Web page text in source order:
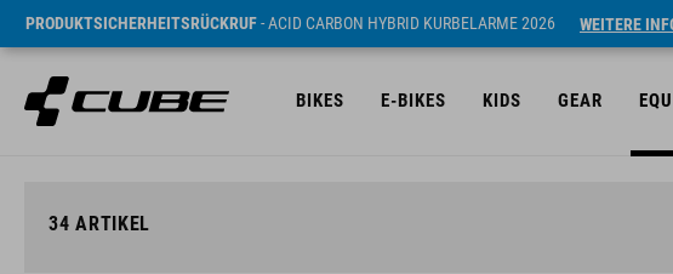
PRODUKTSICHERHEITSRÜCKRUF- ACID CARBON HYBRID KURBELARME 2026 WEITERE
BIKES E-BIKES KIDS GEAR
34 ARTIKEL